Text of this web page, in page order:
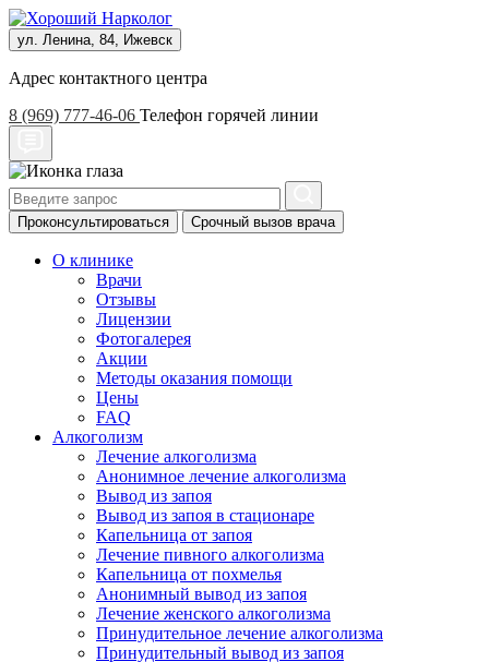
ул. Ленина, 84, Ижевск
Адрес контактного центра
8 (969) 777-46-06 Телефон горячей линии
Проконсультироваться Срочный вызов врача
О клинике
Врачи
Отзывы
Лицензии
Фотогалерея
Акции
Методы оказания помощи
Цены
FAQ
Алкоголизм
Лечение алкоголизма
Анонимное лечение алкоголизма
Вывод из запоя
Вывод из запоя в стационаре
Капельница от запоя
Лечение пивного алкоголизма
Капельница от похмелья
Анонимный вывод из запоя
Лечение женского алкоголизма
Принудительное лечение алкоголизма
Принудительный вывод из запоя